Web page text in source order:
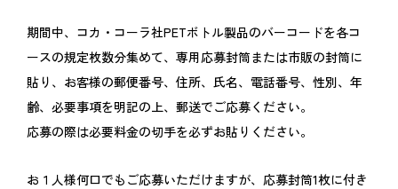
期間中、コカ・コーラ社PETボトル製品のバーコードを各コ
ースの規定枚数分集めて、専用応募封筒または市販の封筒に
貼り、お客様の郵便番号、住所、氏名、電話番号、性別、年
齢、必要事項を明記の上、郵送でご応募ください。
応募の際は必要料金の切手を必ずお貼りください。
お１人様何口でもご応募いただけますが、応募封筒1枚に付き